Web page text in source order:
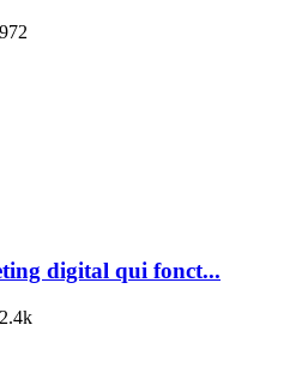
972
digital qui fonct...
2.4k